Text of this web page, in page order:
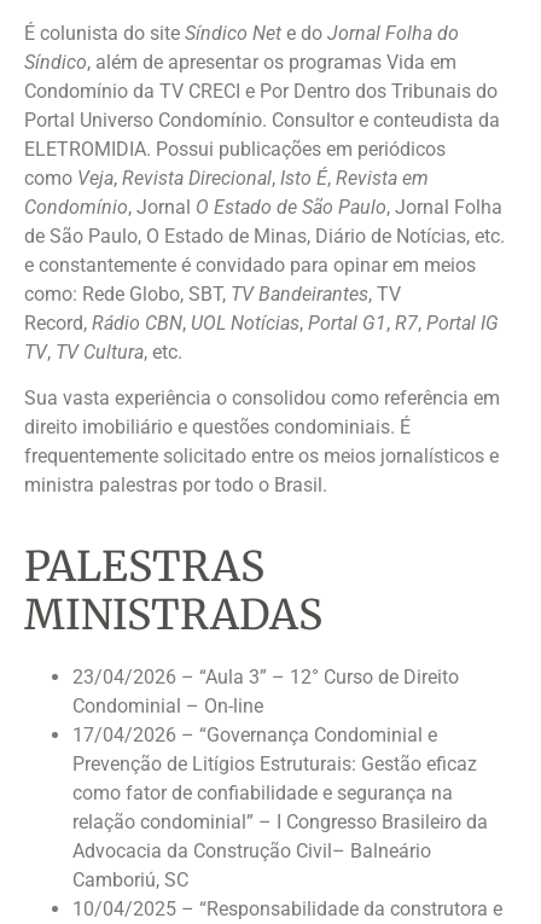
É colunista do site Síndico Net e do Jornal Folha do
Síndico, além de apresentar os programas Vida em
Condomínio da TV CRECI e Por Dentro dos Tribunais do
Portal Universo Condomínio. Consultor e conteudista da
ELETROMIDIA. Possui publicações em periódicos
como Veja, Revista Direcional, Isto É, Revista em
Condomínio, Jornal O Estado de São Paulo, Jornal Folha
de São Paulo, O Estado de Minas, Diário de Notícias, etc.
e constantemente é convidado para opinar em meios
como: Rede Globo, SBT, TV Bandeirantes, TV
Record, Rádio CBN, UOL Notícias, Portal G1, R7, Portal IG
TV, TV Cultura, etc.
Sua vasta experiência o consolidou como referência em
direito imobiliário e questões condominiais. É
frequentemente solicitado entre os meios jornalísticos e
ministra palestras por todo o Brasil.
PALESTRAS
MINISTRADAS
23/04/2026 – “Aula 3” – 12° Curso de Direito
Condominial – On-line
17/04/2026 – “Governança Condominial e
Prevenção de Litígios Estruturais: Gestão eficaz
como fator de confiabilidade e segurança na
relação condominial” – I Congresso Brasileiro da
Advocacia da Construção Civil– Balneário
Camboriú, SC
10/04/2025 – “Responsabilidade da construtora e